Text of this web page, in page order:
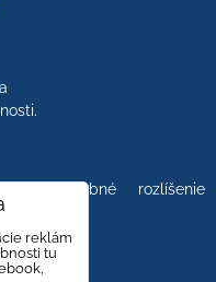
farebné rozlíšenie
reklám
tu